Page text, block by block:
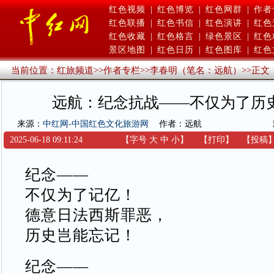
红色视频 | 红色博览 | 红色网群 | 作者
红色联播
红色书信 红色演讲
红色
红色收藏
红色格言 绿色景区
红色
景区地图
红色日历 红色图库 红色
当前位置：红旅频道>>作者专栏>>李春明（笔名：远航）>>正文
远航：纪念抗战——不仅为了历
来源： 中红网-中国红色文化旅游网 作者：远航
2025-06-18 09:11:24
【字号 大 中 小】 【打印 】 【投稿
纪念——
不仅为了记亿！
德意日法西斯罪恶，
历史岂能忘记！
纪念——